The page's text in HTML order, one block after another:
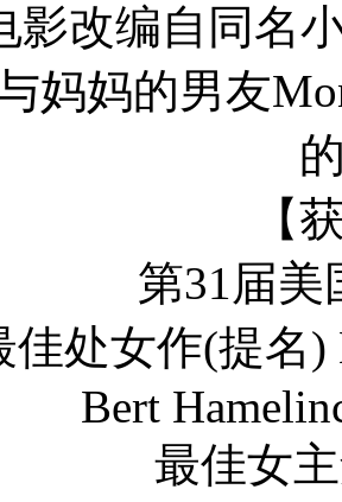
编自同名小
妈妈的男友
【
第31届美
女作(提名)
Bert
最佳女主